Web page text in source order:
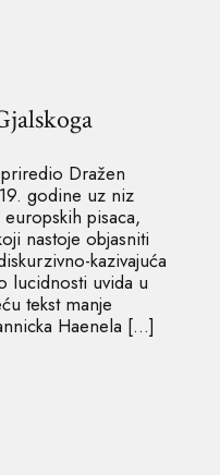
Dražen
godine uz niz
pisaca,
nastoje objasniti
kazivajuća
lucidnosti uvida u
tekst manje
Haenela […]